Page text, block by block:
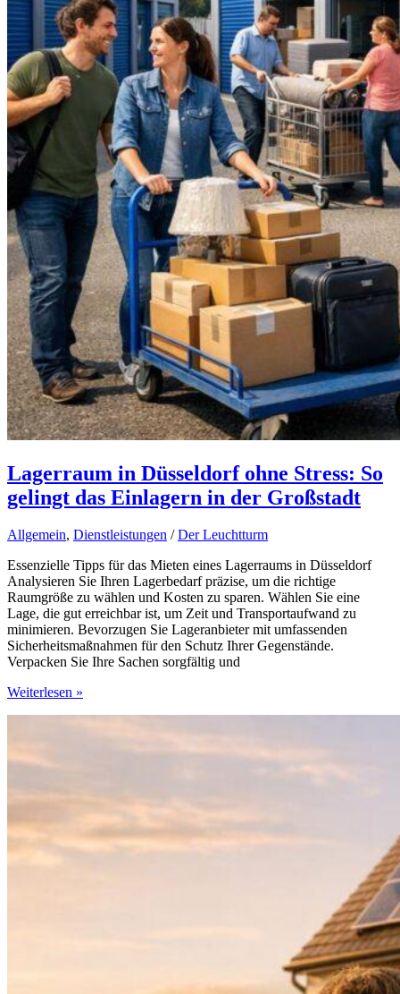
Lagerraum in Düsseldorf ohne Stress: So
gelingt das Einlagern in der Großstadt
Allgemein, Dienstleistungen /Der Leuchtturm
Essenzielle Tipps für das Mieten eines Lagerraums in Düsseldorf
Analysieren Sie Ihren Lagerbedarf präzise, um die richtige
Raumgröße zu wählen und Kosten zu sparen. Wählen Sie eine
Lage, die gut erreichbar ist, um Zeit und Transportaufwand zu
minimieren. Bevorzugen Sie Lageranbieter mit umfassenden
Sicherheitsmaßnahmen für den Schutz Ihrer Gegenstände.
Verpacken Sie Ihre Sachen sorgfältig und
Lagerraum
gelingt
Einlagern
in
der
Weiterlesen »